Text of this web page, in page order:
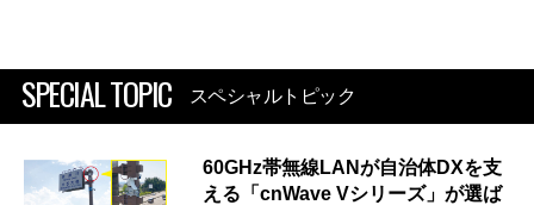
SPECIAL TOPIC スペシャルトピック
60GHz帯無線LANが自治体DXを支
える「cnWave Vシリーズ」が選ば